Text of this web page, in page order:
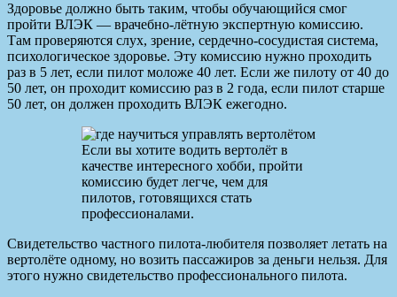
Здоровье должно быть таким, чтобы обучающийся смог
пройти ВЛЭК — врачебно-лётную экспертную комиссию.
Там проверяются слух, зрение, сердечно-сосудистая система,
психологическое здоровье. Эту комиссию нужно проходить
раз в 5 лет, если пилот моложе 40 лет. Если же пилоту от 40 до
50 лет, он проходит комиссию раз в 2 года, если пилот старше
50 лет, он должен проходить ВЛЭК ежегодно.
Если вы хотите водить вертолёт в
качестве интересного хобби, пройти
комиссию будет легче, чем для
пилотов, готовящихся стать
профессионалами.
Свидетельство частного пилота-любителя позволяет летать на
вертолёте одному, но возить пассажиров за деньги нельзя. Для
этого нужно свидетельство профессионального пилота.